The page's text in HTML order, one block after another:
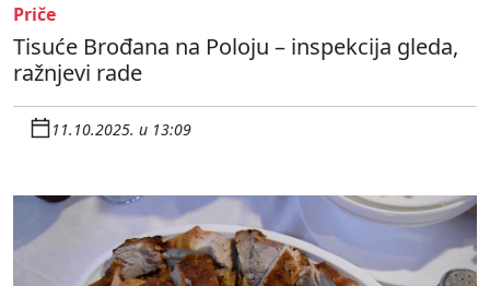
Priče
Tisuće Brođana na Poloju – inspekcija gleda,
ražnjevi rade
11.10.2025. u 13:09